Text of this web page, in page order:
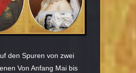
den Spuren von zwei
Von Anfang Mai bis